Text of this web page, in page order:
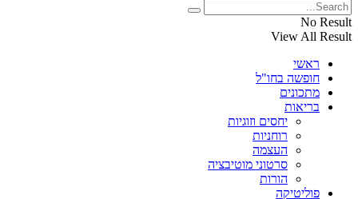
No Result
View All Result
ראשי
חופשה בחו"ל
מתכונים
בריאות
יחסים וזוגיות
רוחניות
העצמה
סרטוני מוטיבציה
הורות
פוליטיקה